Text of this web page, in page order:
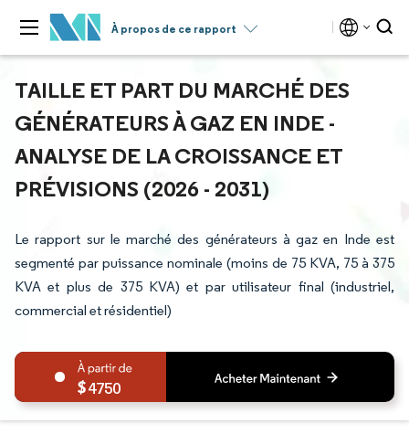
À propos de ce rapport
TAILLE ET PART DU MARCHÉ DES
GÉNÉRATEURS À GAZ EN INDE -
ANALYSE DE LA CROISSANCE ET
PRÉVISIONS (2026 - 2031)
Le rapport sur le marché des générateurs à gaz en Inde est
segmenté par puissance nominale (moins de 75 KVA, 75 à 375
KVA et plus de 375 KVA) et par utilisateur final (industriel,
commercial et résidentiel)
4750